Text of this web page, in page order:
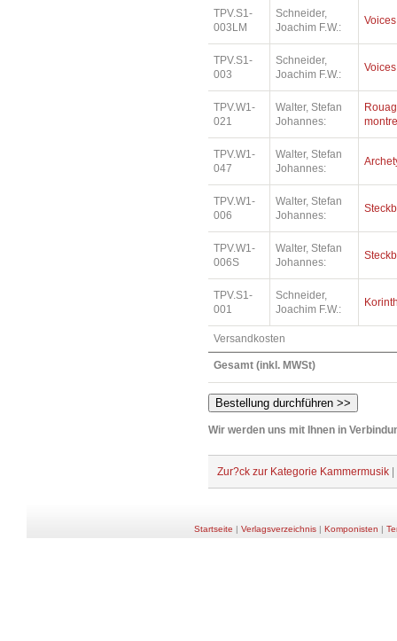
TPV.S1-
003LM
Schneider,
Joachim F.W.:
Voices
TPV.S1-
003
Schneider,
Joachim F.W.:
Voices
TPV.W1-
021
Walter, Stefan
Johannes:
montre
TPV.W1-
047
Walter, Stefan
Johannes:
TPV.W1-
006
Walter, Stefan
Johannes:
TPV.W1-
006S
Walter, Stefan
Johannes:
TPV.S1-
001
Schneider,
Joachim F.W.:
Versandkosten
Gesamt (inkl. MWSt)
Wir werden uns mit Ihnen in
Zur?ck zur Kategorie Kammermusik
Startseite | Verlagsverzeichnis| Komponisten |